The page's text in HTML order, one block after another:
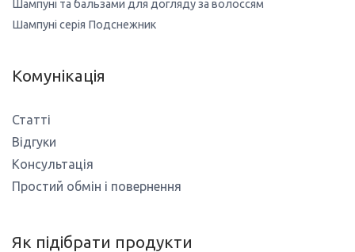
Шампуні та бальзами для догляду за волоссям
Шампуні серія Подснежник
Комунікація
Статті
Відгуки
Консультація
Простий обмін і повернення
Як підібрати продукти